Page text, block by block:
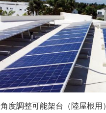
角度調整可能架台（陸屋根用）